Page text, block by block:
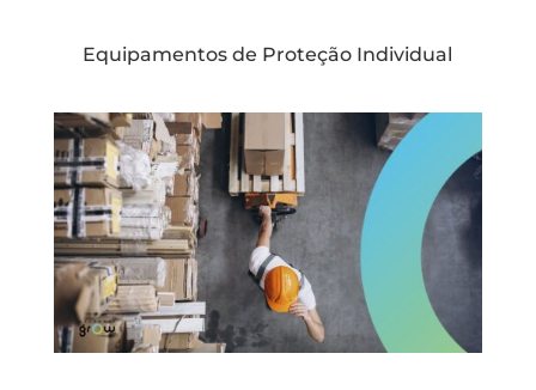
Equipamentos de Proteção Individual